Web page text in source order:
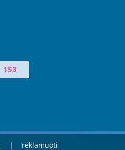
153
reklamuoti